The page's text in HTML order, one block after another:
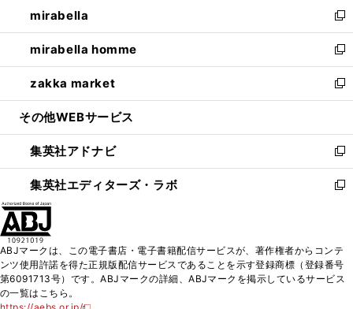
く
で
開
く
ド
ウ
で
開
く
ィ
ン
ド
ウ
で
開
い
ウ
ィ
ン
ド
ウ
開
く
mirabella
新
し
い
ウ
ィ
ン
ウ
で
開
く
mirabella homme
新
し
い
ウ
ン
ド
ウ
で
zakka market
新
し
ウ
ィ
ン
ド
く
その他WEBサービス
集英社アドナビ
新
し
い
ド
ウ
で
集英社エディターズ・ラボ
新
ィ
ン
ド
ABJマークは、この電子書店・電子書籍配信サービスが、著作権者からコンテ
ンツ使用許諾を得た正規版配信サービスであることを示す登録商標（登録番号
第6091713号）です。ABJマークの詳細、ABJマークを掲示しているサービス
の一覧はこちら。